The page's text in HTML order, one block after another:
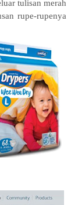
tulisan merah
rupe-rupenya